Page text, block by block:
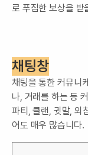
로 푸짐한 보상을 받
채팅창
채팅을 통한 커뮤니
나, 거래를 하는 등
파티, 클랜, 귓말, 외
어도 매우 많습니다.